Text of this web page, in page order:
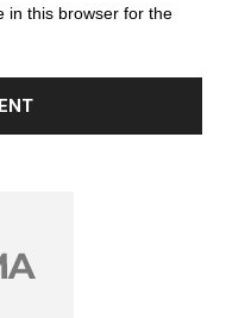
in this browser for the